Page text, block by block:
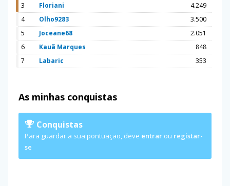
3
Floriani
4.249
4
Olho9283
3.500
5
Joceane68
2.051
6
Kauã Marques
848
7
Labaric 353
As minhas conquistas
Conquistas
Para guardar a sua pontuação, deve entrar ou registar-
se